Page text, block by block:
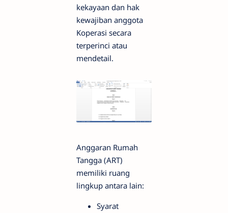
kekayaan dan hak
kewajiban anggota
Koperasi secara
terperinci atau
mendetail.
Anggaran Rumah
Tangga (ART)
memiliki ruang
lingkup antara lain:
Syarat